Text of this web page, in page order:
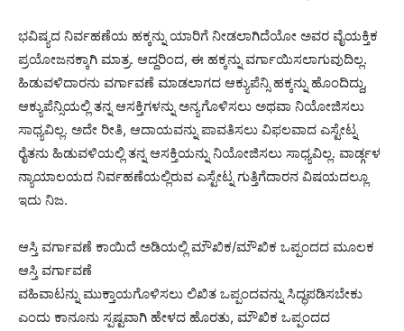
ಭವಿಷ್ಯದ ನಿರ್ವಹಣೆಯ ಹಕ್ಕನ್ನು ಯಾರಿಗೆ ನೀಡಲಾಗಿದೆಯೋ ಅವರ ವೈಯಕ್ತಿಕ
ಪ್ರಯೋಜನಕ್ಕಾಗಿ ಮಾತ್ರ. ಆದ್ದರಿಂದ, ಈ ಹಕ್ಕನ್ನು ವರ್ಗಾಯಿಸಲಾಗುವುದಿಲ್ಲ.
ಹಿಡುವಳಿದಾರನು ವರ್ಗಾವಣೆ ಮಾಡಲಾಗದ ಆಕ್ಯುಪೆನ್ಸಿ ಹಕ್ಕನ್ನು ಹೊಂದಿದ್ದು,
ಆಕ್ಯುಪೆನ್ಸಿಯಲ್ಲಿ ತನ್ನ ಆಸಕ್ತಿಗಳನ್ನು ಅನ್ಯಗೊಳಿಸಲು ಅಥವಾ ನಿಯೋಜಿಸಲು
ಸಾಧ್ಯವಿಲ್ಲ. ಅದೇ ರೀತಿ, ಆದಾಯವನ್ನು ಪಾವತಿಸಲು ವಿಫಲವಾದ ಎಸ್ಟೇಟ್ನ
ರೈತನು ಹಿಡುವಳಿಯಲ್ಲಿ ತನ್ನ ಆಸಕ್ತಿಯನ್ನು ನಿಯೋಜಿಸಲು ಸಾಧ್ಯವಿಲ್ಲ. ವಾರ್ಡ್ಗಳ
ನ್ಯಾಯಾಲಯದ ನಿರ್ವಹಣೆಯಲ್ಲಿರುವ ಎಸ್ಟೇಟ್ನ ಗುತ್ತಿಗೆದಾರನ ವಿಷಯದಲ್ಲೂ
ಇದು ನಿಜ.
ಆಸ್ತಿ ವರ್ಗಾವಣೆ ಕಾಯಿದೆ ಅಡಿಯಲ್ಲಿ ಮೌಖಿಕ/ಮೌಖಿಕ ಒಪ್ಪಂದದ ಮೂಲಕ
ಆಸ್ತಿ ವರ್ಗಾವಣೆ
ವಹಿವಾಟನ್ನು ಮುಕ್ತಾಯಗೊಳಿಸಲು ಲಿಖಿತ ಒಪ್ಪಂದವನ್ನು ಸಿದ್ಧಪಡಿಸಬೇಕು
ಎಂದು ಕಾನೂನು ಸ್ಪಷ್ಟವಾಗಿ ಹೇಳದ ಹೊರತು, ಮೌಖಿಕ ಒಪ್ಪಂದದ